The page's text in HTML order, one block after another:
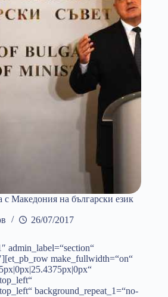
с Македония на български език
26/07/2017
admin_label=“section“
make_fullwidth=“on“
background_repeat_1=“no-